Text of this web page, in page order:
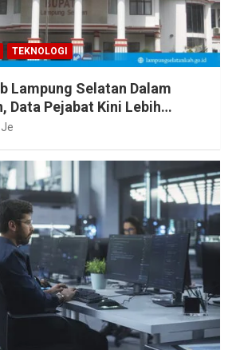
TEKNOLOGI
Lampung Selatan Dalam
Data Pejabat Kini Lebih